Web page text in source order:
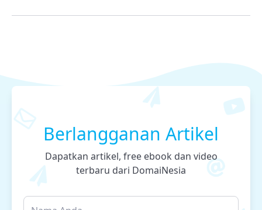
Berlangganan Artikel
Dapatkan artikel, free ebook dan video
terbaru dari DomaiNesia